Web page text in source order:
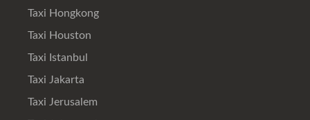
Taxi Hongkong
Taxi Houston
Taxi Istanbul
Taxi Jakarta
Taxi Jerusalem